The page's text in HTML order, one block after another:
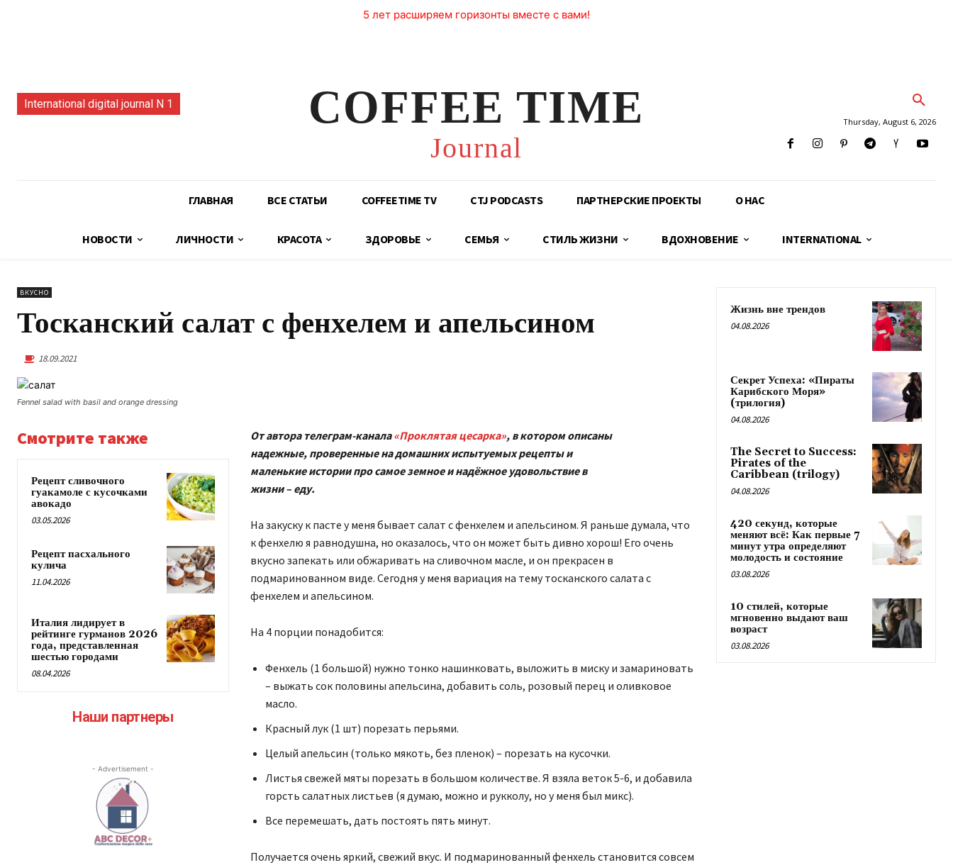
5 лет расширяем горизонты вместе с вами!
International digital journal N 1 COFFEE TIME
Journal
Thursday, August 6, 2026
ГЛАВНАЯ ВСЕ СТАТЬИ COFFEETIME TV CTJ PODCASTS ПАРТНЕРСКИЕ ПРОЕКТЫ О НАС
НОВОСТИ ЛИЧНОСТИ КРАСОТА ЗДОРОВЬЕ СЕМЬЯ СТИЛЬ ЖИЗНИ ВДОХНОВЕНИЕ INTERNATIONAL
ВКУСНО
Тосканский салат с фенхелем и апельсином
18.09.2021
Fennel salad with basil and orange dressing
Смотрите также
Рецепт сливочного
гуакамоле с кусочками
авокадо
03.05.2026
Рецепт пасхального
кулича
11.04.2026
Италия лидирует в
рейтинге гурманов 2026
года, представленная
шестью городами
08.04.2026
Наши партнеры
- Advertisement -
От автора телеграм-канала«Проклятая цесарка», в котором описаны
надежные, проверенные на домашних испытуемых рецепты и
маленькие истории про самое земное и надёжное удовольствие в
жизни – еду.
На закуску к пасте у меня бывает салат с фенхелем и апельсином. Я раньше думала, что
к фенхелю я равнодушна, но оказалось, что он может быть дивно хорош! Его очень
вкусно запекать или обжаривать на сливочном масле, и он прекрасен в
подмаринованном виде. Сегодня у меня вариация на тему тосканского салата с
фенхелем и апельсином.
На 4 порции понадобится:
Фенхель (1 большой) нужно тонко нашинковать, выложить в миску и замариновать
– выжать сок половины апельсина, добавить соль, розовый перец и оливковое
масло.
Красный лук (1 шт) порезать перьями.
Целый апельсин (только мякоть, без пленок) – порезать на кусочки.
Листья свежей мяты порезать в большом количестве. Я взяла веток 5-6, и добавила
горсть салатных листьев (я думаю, можно и рукколу, но у меня был микс).
Все перемешать, дать постоять пять минут.
Получается очень яркий, свежий вкус. И подмаринованный фенхель становится совсем
Жизнь вне трендов
04.08.2026
Секрет Успеха: «Пираты
Карибского Моря»
(трилогия)
04.08.2026
The Secret to Success:
Pirates of the
Caribbean (trilogy)
04.08.2026
420 секунд, которые
меняют всё: Как первые 7
минут утра определяют
молодость и состояние
03.08.2026
10 стилей, которые
мгновенно выдают ваш
возраст
03.08.2026